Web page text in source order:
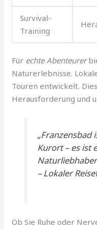
Survival-
Training
Für echte Abenteurer
Naturerlebnisse.
Touren entwickelt.
Herausforderung und
„Franzensbad
Kurort – es ist
– Lokaler
Ob Sie Ruhe oder